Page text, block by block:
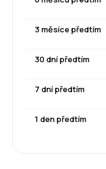
3 měsíce předtím
30 dní předtím
7 dní předtím
1 den předtím